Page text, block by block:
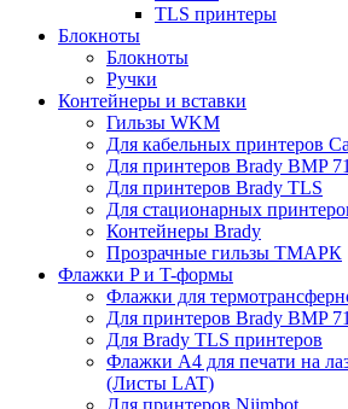
TLS принтеры
Блокноты
Блокноты
Ручки
Контейнеры и вставки
Гильзы WKM
Для кабельных принтеров
Для принтеров Brady BMP 71
Для принтеров Brady TLS
Для стационарных
Контейнеры Brady
Прозрачные гильзы ТМАРК
Флажки P и T-формы
Флажки для
Для принтеров Brady BMP
Для Brady TLS принтеров
Флажки A4 для печати на
(Листы LAT)
Для принтеров Niimbot